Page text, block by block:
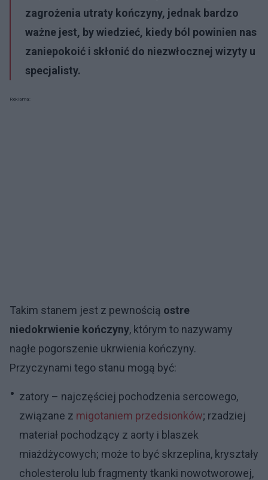
zagrożenia utraty kończyny, jednak bardzo
ważne jest, by wiedzieć, kiedy ból powinien nas
zaniepokoić i skłonić do niezwłocznej wizyty u
specjalisty.
Reklama:
Takim stanem jest z pewnością ostre
niedokrwienie kończyny, którym to nazywamy
nagłe pogorszenie ukrwienia kończyny.
Przyczynami tego stanu mogą być:
zatory – najczęściej pochodzenia sercowego,
związane z migotaniem przedsionków; rzadziej
materiał pochodzący z aorty i blaszek
miażdżycowych; może to być skrzeplina, kryształy
cholesterolu lub fragmenty tkanki nowotworowej,